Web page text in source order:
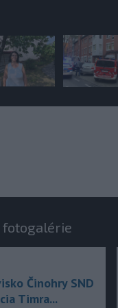
fotogalérie
Činohry SND
Timra...